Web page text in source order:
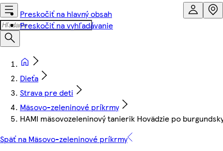
Preskočiť na hlavný obsah
Preskočiť na vyhľadávanie
Dieťa
Strava pre deti
Mäsovo-zeleninové príkrmy
HAMI mäsovozeleninový tanierik Hovädzie po
Späť na Mäsovo-zeleninové príkrmy